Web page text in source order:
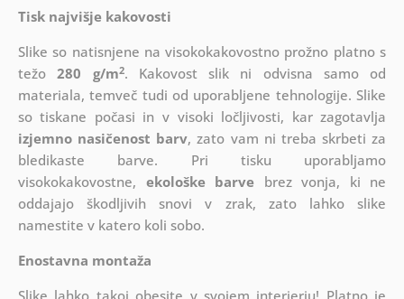
Tisk najvišje kakovosti
Slike so natisnjene na visokokakovostno prožno platno s
težo280 g/m2. Kakovost slik ni odvisna samo od
materiala, temveč tudi od uporabljene tehnologije. Slike
so tiskane počasi in v visoki ločljivosti, kar zagotavlja
izjemno nasičenost barv, zato vam ni treba skrbeti za
bledikaste barve. Pri tisku uporabljamo
visokokakovostne, ekološke barve brez vonja, ki ne
oddajajo škodljivih snovi v zrak, zato lahko slike
namestite v katero koli sobo.
Enostavna montaža